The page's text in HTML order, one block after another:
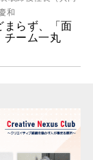
和
まらず、「面
チーム一丸